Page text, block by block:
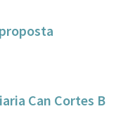
Can Cortes B